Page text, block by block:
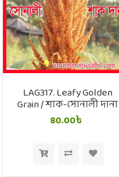
LAG317. Leafy Golden
Grain / শাক-সোনালী দানা
80.00৳